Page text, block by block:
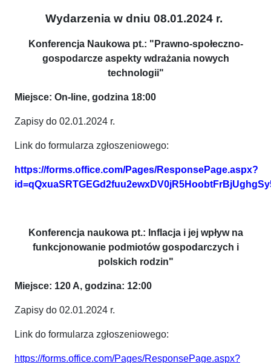
Wydarzenia w dniu 08.01.2024 r.
Konferencja Naukowa pt.: "Prawno-społeczno-
gospodarcze aspekty wdrażania nowych
technologii"
Miejsce: On-line, godzina 18:00
Zapisy do 02.01.2024 r.
Link do formularza zgłoszeniowego:
https://forms.office.com/Pages/ResponsePage.aspx?
Konferencja naukowa pt.: Inflacja i jej wpływ na
funkcjonowanie podmiotów gospodarczych i
polskich rodzin"
Miejsce: 120 A, godzina: 12:00
Zapisy do 02.01.2024 r.
Link do formularza zgłoszeniowego:
https://forms.office.com/Pages/ResponsePage.aspx?